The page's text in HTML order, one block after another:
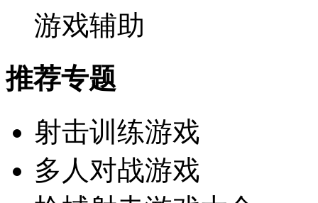
游戏辅助
推荐专题
射击训练游戏
多人对战游戏